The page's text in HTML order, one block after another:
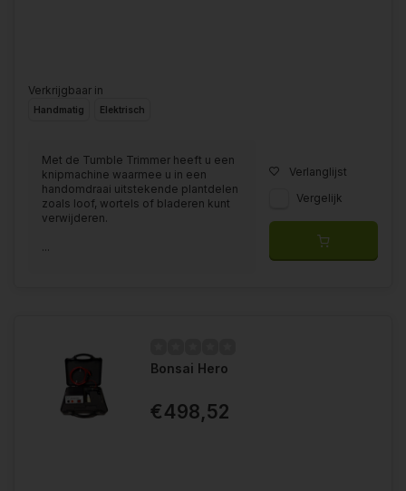
Verkrijgbaar in
Handmatig Elektrisch
Met de Tumble Trimmer heeft u een
knipmachine waarmee u in een
handomdraai uitstekende plantdelen
zoals loof, wortels of bladeren kunt
verwijderen.
...
Verlanglijst
Vergelijk
Bonsai Hero
€498,52